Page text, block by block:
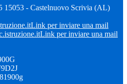
15053 - Castelnuovo Scrivia (AL)
Link per inviare una mail
Link per inviare una mail